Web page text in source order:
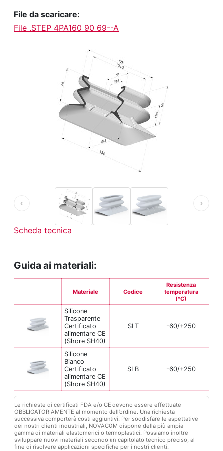
File da scaricare:
File .STEP 4PA160 90 69--A
‹ ›
Scheda tecnica
Guida ai materiali:
Materiale Codice
Resistenza
temperatura
(°C)
Silicone
Trasparente
Certificato
alimentare CE
(Shore SH40)
SLT -60/+250
Silicone
Bianco
Certificato
alimentare CE
(Shore SH40)
SLB -60/+250
Le richieste di certificati FDA e/o CE devono essere effettuate
OBBLIGATORIAMENTE al momento dell’ordine. Una richiesta
successiva comporterà costi aggiuntivi. Per soddisfare le aspettative
dei nostri clienti industriali, NOVACOM dispone della più ampia
gamma di materiali elastomerici o termoplastici. Possiamo inoltre
sviluppare nuovi materiali secondo un capitolato tecnico preciso, al
fine di risolvere applicazioni specifiche per i nostri clienti.